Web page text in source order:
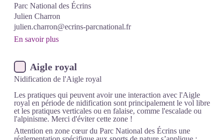
Parc National des Écrins
Julien Charron
julien.charron@ecrins-parcnational.fr
En savoir plus
Aigle royal
Nidification de l'Aigle royal
Les pratiques qui peuvent avoir une interaction avec l'Aigle
royal en période de nidification sont principalement le vol libre
et les pratiques verticales ou en falaise, comme l'escalade ou
l'alpinisme. Merci d'éviter cette zone !
Attention en zone cœur du Parc National des Écrins une